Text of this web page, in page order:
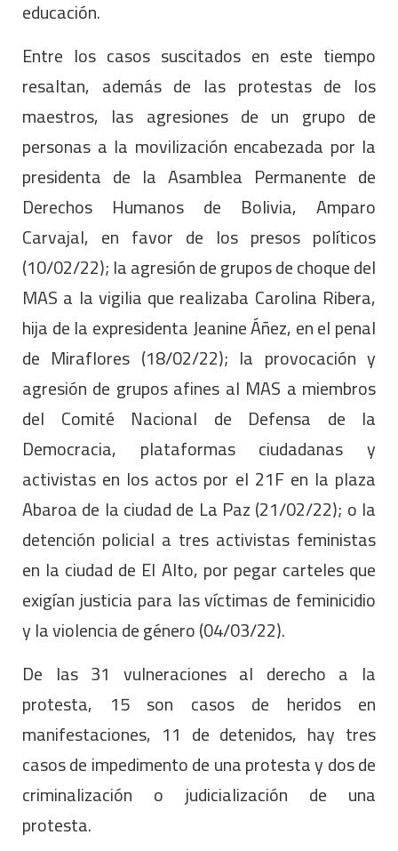
educación.
Entre los casos suscitados en este tiempo
resaltan, además de las protestas de los
maestros, las agresiones de un grupo de
personas a la movilización encabezada por la
presidenta de la Asamblea Permanente de
Derechos Humanos de Bolivia, Amparo
Carvajal, en favor de los presos políticos
(10/02/22); la agresión de grupos de choque del
MAS a la vigilia que realizaba Carolina Ribera,
hija de la expresidenta Jeanine Áñez, en el penal
de Miraflores (18/02/22); la provocación y
agresión de grupos afines al MAS a miembros
del Comité Nacional de Defensa de la
Democracia, plataformas ciudadanas y
activistas en los actos por el 21F en la plaza
Abaroa de la ciudad de La Paz (21/02/22); o la
detención policial a tres activistas feministas
en la ciudad de El Alto, por pegar carteles que
exigían justicia para las víctimas de feminicidio
y la violencia de género (04/03/22).
De las 31 vulneraciones al derecho a la
protesta, 15 son casos de heridos en
manifestaciones, 11 de detenidos, hay tres
casos de impedimento de una protesta y dos de
criminalización o judicialización de una
protesta.